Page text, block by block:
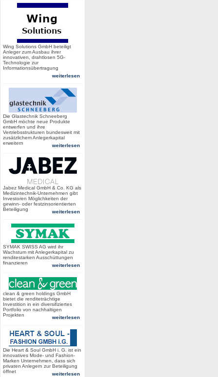
Wing Solutions GmbH beteiligt
Anleger zum Ausbau ihrer
innovativen, drahtlosen 5G-
Technologie zur
Informationsübertragung
weiterlesen
Die Glastechnik Schneeberg
GmbH möchte neue Produkte
entwerfen und ihre
Vertriebsstrukturen bundesweit mit
zusätzlichem Anlegerkapital
erweitern
weiterlesen
Jabez Medical GmbH & Co. KG als
Medizintechnik-Unternehmen gibt
Investoren Möglichkeiten der
gewinn- oder festzinsorientierten
Beteiligung
weiterlesen
SYMAK SWISS AG wird ihr
Wachstum mit Anlegerkapital zu
renditestarken Ausschüttungen
finanzieren
weiterlesen
clean & green holdings GmbH
bietet die renditeträchtige
Investition in ein diversifiziertes
Portfolio von nachhaltigen
Projekten
weiterlesen
Die Heart & Soul GmbH i. G. ist ein
innovatives Mode- und Fashion-
Marken Unternehmen, dass sich
privaten Anlegern zur Beteiligung
öffnet
weiterlesen